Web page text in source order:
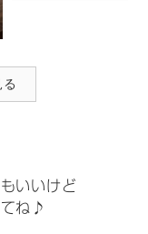
いいけど
ね♪